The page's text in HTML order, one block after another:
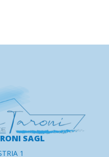
SAGL
1